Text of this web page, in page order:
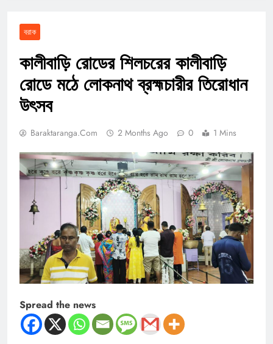
বরাক
কালীবাড়ি রোডের শিলচরের কালীবাড়ি
রোডে মঠে লোকনাথ ব্রহ্মচারীর তিরোধান
উৎসব
Baraktaranga.com 2 Months Ago 0 1 Mins
Spread the news